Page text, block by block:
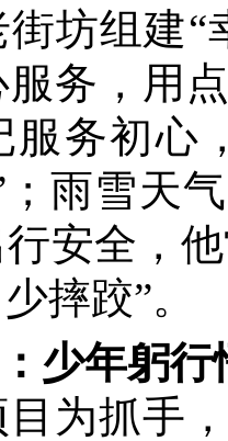
坊组建“
务，用
服务初心
；雨雪天
安全，
摔跤”。
少年躬
为抓手